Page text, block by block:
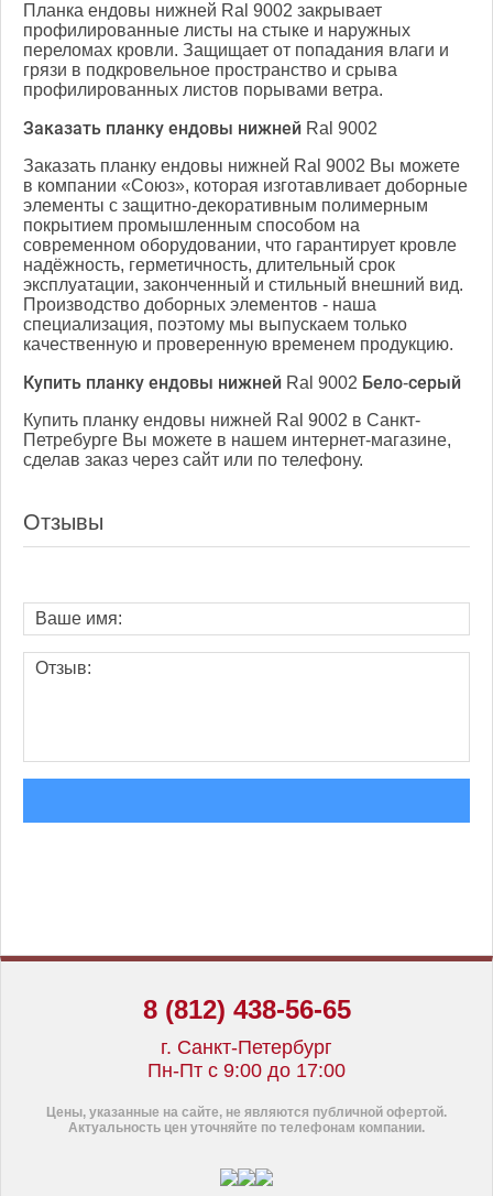
Планка ендовы нижней Ral 9002 закрывает
профилированные листы на стыке и наружных
переломах кровли. Защищает от попадания влаги и
грязи в подкровельное пространство и срыва
профилированных листов порывами ветра.
Заказать планку ендовы нижней Ral 9002
Заказать планку ендовы нижней Ral 9002 Вы можете
в компании «Союз», которая изготавливает доборные
элементы с защитно-декоративным полимерным
покрытием промышленным способом на
современном оборудовании, что гарантирует кровле
надёжность, герметичность, длительный срок
эксплуатации, законченный и стильный внешний вид.
Производство доборных элементов - наша
специализация, поэтому мы выпускаем только
качественную и проверенную временем продукцию.
Купить планку ендовы нижней Ral 9002 Бело-серый
Купить планку ендовы нижней Ral 9002 в Санкт-
Петребурге Вы можете в нашем интернет-магазине,
сделав заказ через сайт или по телефону.
Отзывы
8 (812) 438-56-65
г. Санкт-Петербург
Пн-Пт с 9:00 до 17:00
Цены, указанные на сайте, не являются публичной офертой.
Актуальность цен уточняйте по телефонам компании.